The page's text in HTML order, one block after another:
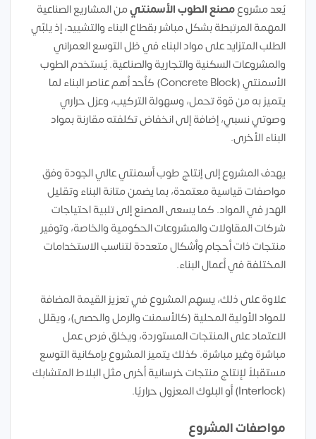
يُعد مشروعمصنع الطوب الأسمنتيمن المشاريع الصناعية
المهمة المرتبطة بشكل مباشر بقطاع البناء والتشييد، إذ يلبّي
الطلب المتزايد على مواد البناء في ظل التوسع العمراني
والمشروعات السكنية والتجارية والصناعية. يُستخدم الطوب
الأسمنتي (Concrete Block) كأحد أهم عناصر البناء لما
يتميز به من قوة تحمل، وسهولة التركيب، وعزل حراري
وصوتي نسبي، إضافة إلى انخفاض تكلفته مقارنة بمواد
البناء الأخرى.
يهدف المشروع إلى إنتاج طوب أسمنتي عالي الجودة وفق
مواصفات قياسية معتمدة، بما يضمن متانة البناء وتقليل
الهدر في المواد. كما يسعى المصنع إلى تلبية احتياجات
شركات المقاولات والمشروعات الحكومية والخاصة، وتوفير
منتجات ذات أحجام وأشكال متعددة لتناسب الاستخدامات
المختلفة في أعمال البناء.
علاوة على ذلك، يسهم المشروع في تعزيز القيمة المضافة
للمواد الأولية المحلية (كالأسمنت والرمل والحصى)، ويقلل
الاعتماد على المنتجات المستوردة، ويخلق فرص عمل
مباشرة وغير مباشرة. كذلك يتميز المشروع بإمكانية التوسع
مستقبلاً لإنتاج منتجات خرسانية أخرى مثل البلاط المتشابك
(Interlock) أو البلوك المعزول حراريًا.
مواصفات المشروع